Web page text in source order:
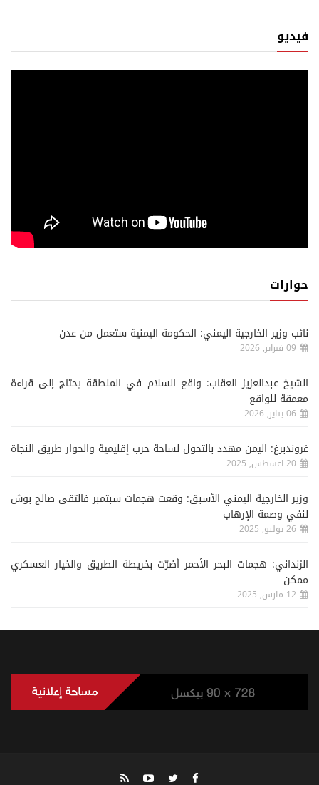
فيديو
حوارات
نائب وزير الخارجية اليمني: الحكومة اليمنية ستعمل من عدن
09 فبراير, 2026
الشيخ عبدالعزيز العقاب: واقع السلام في المنطقة يحتاج إلى قراءة
معمقة للواقع
06 يناير, 2026
غروندبرغ: اليمن مهدد بالتحول لساحة حرب إقليمية والحوار طريق النجاة
20 اغسطس, 2025
وزير الخارجية اليمني الأسبق: وقعت هجمات سبتمبر فالتقى صالح بوش
لنفي وصمة الإرهاب
26 يوليو, 2025
الزنداني: هجمات البحر الأحمر أضرّت بخريطة الطريق والخيار العسكري
ممكن
12 مارس, 2025